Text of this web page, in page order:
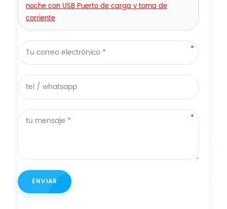
noche con USB Puerto de carga y toma de
corriente